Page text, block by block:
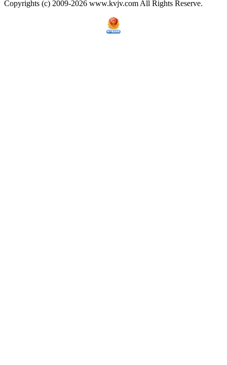
Copyrights (c) 2009-2026 www.kvjv.com All Rights Reserve.